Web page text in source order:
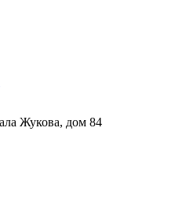
Жукова, дом 84